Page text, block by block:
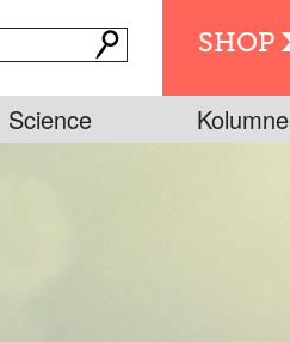
SHOP
Science Kolumne